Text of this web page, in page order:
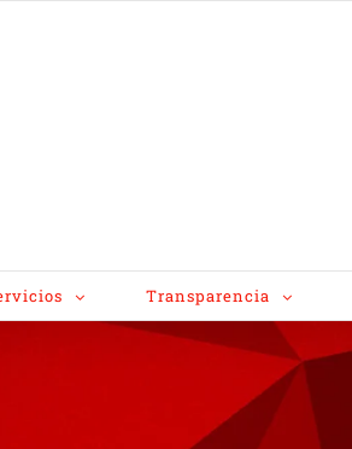
Transparencia